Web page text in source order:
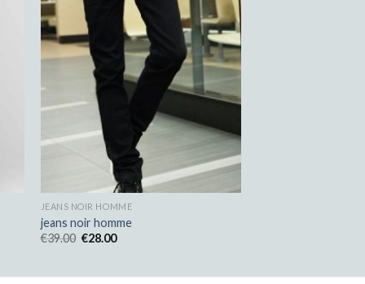
JEANS NOIR HOMME
jeans noir homme
€39.00 €28.00